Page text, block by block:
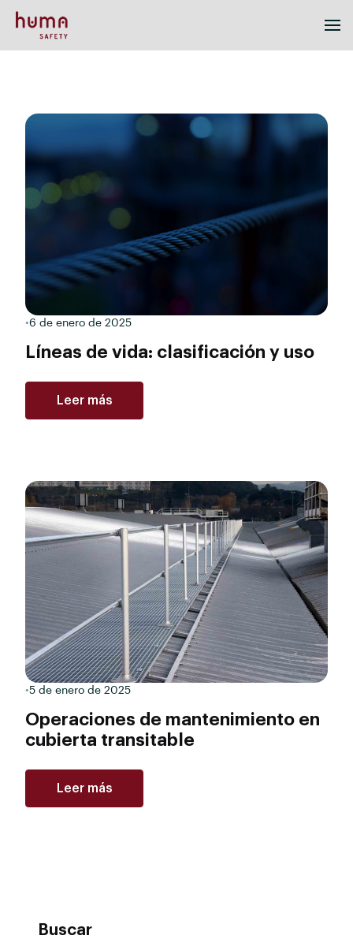
•6 de enero de 2025
Líneas de vida: clasificación y uso
Leer más
•5 de enero de 2025
Operaciones de mantenimiento en
cubierta transitable
Leer más
Buscar